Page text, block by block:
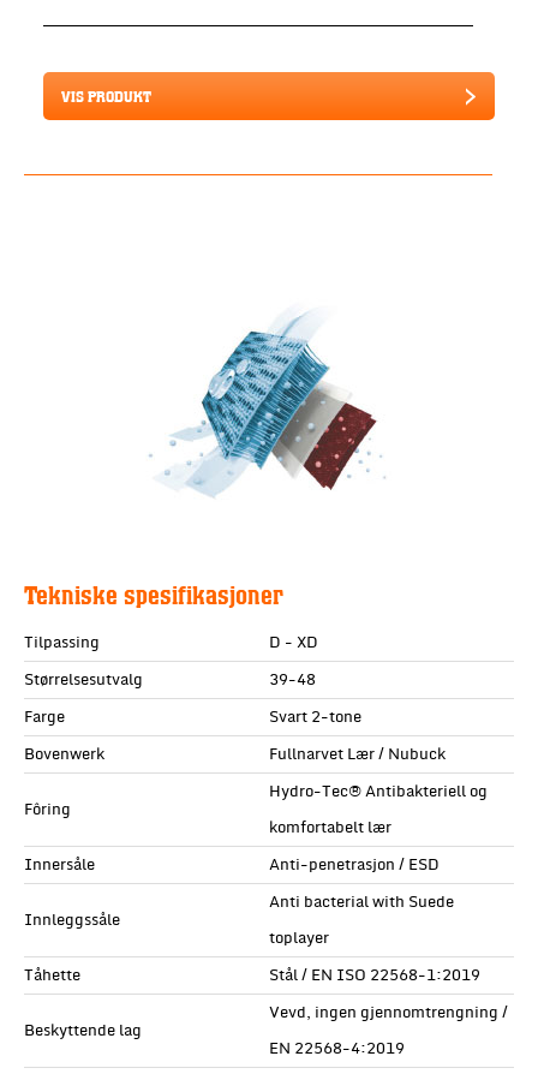
VIS PRODUKT
Tekniske spesifikasjoner
Tilpassing
D - XD
Størrelsesutvalg
39-48
Farge
Svart 2-tone
Bovenwerk
Fullnarvet Lær / Nubuck
Fôring
Hydro-Tec® Antibakteriell og
komfortabelt lær
Innersåle
Anti-penetrasjon / ESD
Innleggssåle
Anti bacterial with Suede
toplayer
Tåhette
Stål / EN ISO 22568-1:2019
Beskyttende lag
Vevd, ingen gjennomtrengning /
EN 22568-4:2019